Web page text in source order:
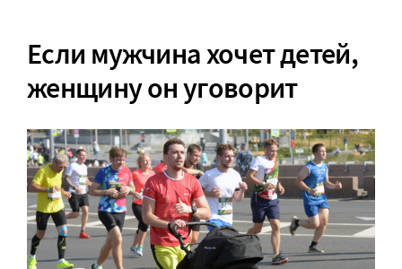
Если мужчина хочет детей,
женщину он уговорит